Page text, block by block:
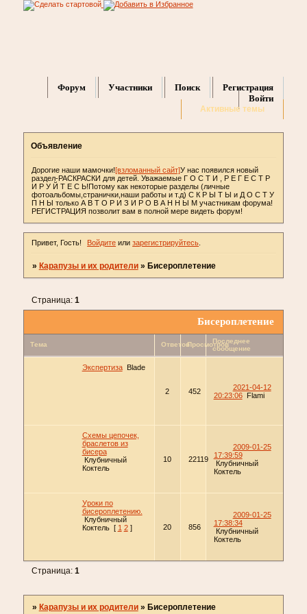
Форум Участники Поиск
Регистрация
Войти
Активные темы
Объявление
Дорогие наши мамочки![взломанный сайт]У нас появился новый
раздел-РАСКРАСКИ для детей. Уважаемые Г О С Т И , Р Е Г Е С Т Р
И Р У Й Т Е С Ь!Потому как некоторые разделы (личные
фотоальбомы,странички,наши работы и т.д) С К Р Ы Т Ы и Д О С Т У
П Н Ы только А В Т О Р И З И Р О В А Н Н Ы М участникам форума!
РЕГИСТРАЦИЯ позволит вам в полной мере видеть форум!
Привет, Гость! Войдите илизарегистрируйтесь
» Карапузы и их родители » Бисероплетение
Бисероплетение
Страница: 1
Тема ОтветовПросмотровПоследнее
сообщение
Экспертиза Blade
2 452
2021-04-12
20:23:06
Flami
Схемы цепочек,
браслетов из
бисера
Клубничный
Коктель
10 22119
2009-01-25
17:39:59
Клубничный
Коктель
Уроки по
бисероплетению.
Клубничный
Коктель [ 1 2 ] 20 856
2009-01-25
17:38:34
Клубничный
Коктель
Страница: 1
» Карапузы и их родители » Бисероплетение